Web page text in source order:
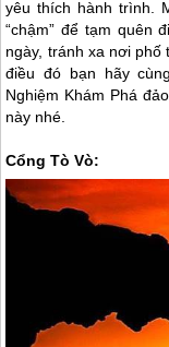
yêu thích hành trình.
“chậm” để tạm quên
ngày, tránh xa nơi phố
điều đó bạn hãy
Nghiệm Khám Phá
này nhé.
Cổng Tò Vò: